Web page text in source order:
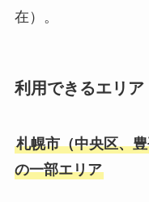
在）。
利用できるエリア
札幌市（中央区、
の一部エリア